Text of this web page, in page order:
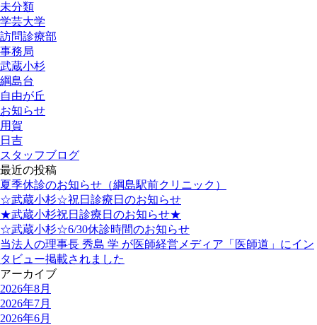
未分類
学芸大学
訪問診療部
事務局
武蔵小杉
綱島台
自由が丘
お知らせ
用賀
日吉
スタッフブログ
最近の投稿
夏季休診のお知らせ（綱島駅前クリニック）
☆武蔵小杉☆祝日診療日のお知らせ
★武蔵小杉祝日診療日のお知らせ★
☆武蔵小杉☆6/30休診時間のお知らせ
当法人の理事長 秀島 学 が医師経営メディア「医師道」にイン
タビュー掲載されました
アーカイブ
2026年8月
2026年7月
2026年6月